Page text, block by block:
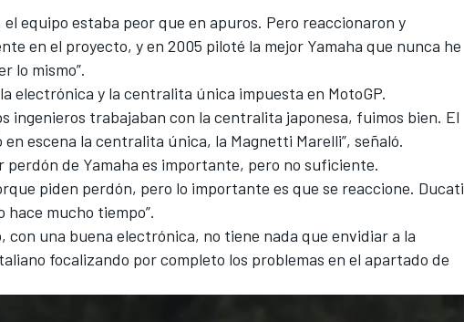
el equipo estaba peor que en apuros. Pero reaccionaron y
en el proyecto, y en 2005 piloté la mejor Yamaha que nunca he
lo mismo”.
electrónica y la centralita única impuesta en MotoGP.
ingenieros trabajaban con la centralita japonesa, fuimos bien. El
escena la centralita única, la Magnetti Marelli”, señaló.
perdón de Yamaha es importante, pero no suficiente.
piden perdón, pero lo importante es que se reaccione. Ducati
hace mucho tiempo”.
con una buena electrónica, no tiene nada que envidiar a la
focalizando por completo los problemas en el apartado de